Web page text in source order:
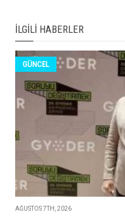
İLGILI HABERLER
GÜNCEL
AĞUSTOS 7TH, 2026